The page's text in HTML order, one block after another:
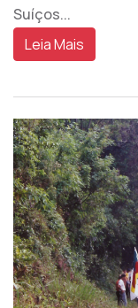
Suíços...
Leia Mais